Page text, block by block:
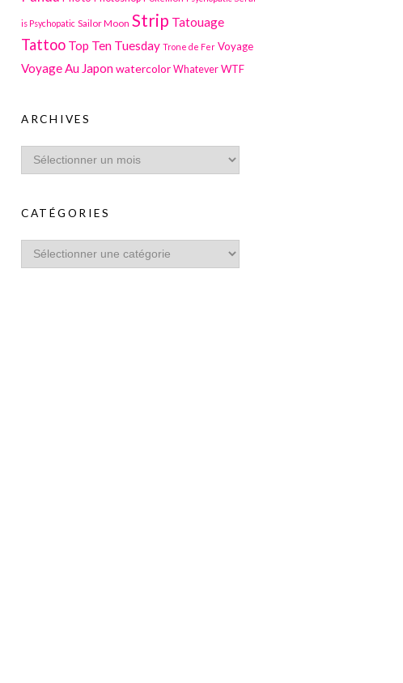
is Psychopatic Sailor Moon Strip Tatouage
Tattoo Top Ten Tuesday Trone de Fer Voyage
Voyage Au Japonwatercolor Whatever WTF
ARCHIVES
CATÉGORIES